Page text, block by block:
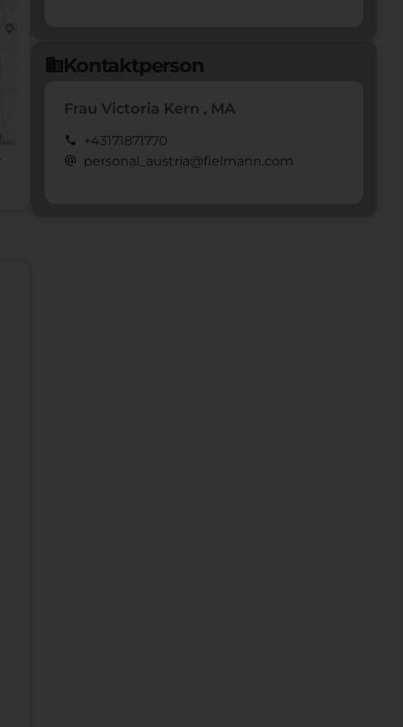
domainKontaktperson
Frau Victoria Kern , MA
call +43171871770
alternate_email personal_austria@fielmann.com